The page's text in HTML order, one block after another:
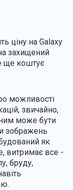
ціну на Galaxy
захищений
ще коштує
можливості
звичайно,
може бути
зображень
як
витримає все -
бруду,